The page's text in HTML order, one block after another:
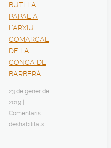
BUTLLA
PAPAL A
L’ARXIU
COMARCAL
DE LA
CONCA DE
BARBERÀ
23 de gener de
2019 |
Comentaris
deshabilitats